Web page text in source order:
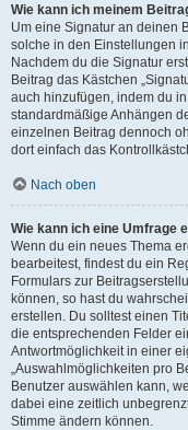
Wie kann ich meinem
Um eine Signatur an deinen
solche in den Einstellungen
Nachdem du die Signatur
Beitrag das Kästchen
auch hinzufügen, indem du
standardmäßige Anhängen
einzelnen Beitrag dennoch
dort einfach das
Nach oben
Wie kann ich eine Umfrage
Wenn du ein neues Thema
bearbeitest, findest du ein
Formulars zur
können, so hast du
erstellen. Du solltest einen
die entsprechenden Felder
Antwortmöglichkeit in einer
„Auswahlmöglichkeiten pro
Benutzer auswählen kann,
dabei eine zeitlich
Stimme ändern können.